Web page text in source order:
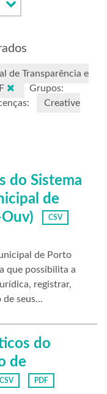
de Transparência e
Grupos:
Creative
do Sistema
de
CSV
de Porto
que possibilita a
registrar,
seus...
do
de
CSV PDF